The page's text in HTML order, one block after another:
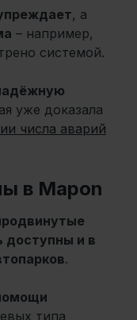
, а
– например,
системой.
уже доказала
числа аварий
в Mapon
доступны и в
.
типа